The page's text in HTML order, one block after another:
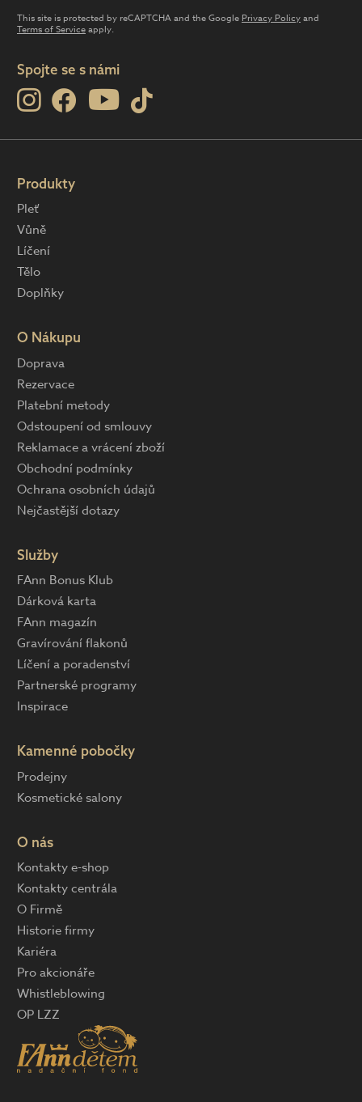
This site is protected by reCAPTCHA and the Google Privacy Policyand
Terms of Serviceapply.
Spojte se s námi
Produkty
Pleť
Vůně
Líčení
Tělo
Doplňky
O Nákupu
Doprava
Rezervace
Platební metody
Odstoupení od smlouvy
Reklamace a vrácení zboží
Obchodní podmínky
Ochrana osobních údajů
Nejčastější dotazy
Služby
FAnn Bonus Klub
Dárková karta
FAnn magazín
Gravírování flakonů
Líčení a poradenství
Partnerské programy
Inspirace
Kamenné pobočky
Prodejny
Kosmetické salony
O nás
Kontakty e-shop
Kontakty centrála
O Firmě
Historie firmy
Kariéra
Pro akcionáře
Whistleblowing
OP LZZ